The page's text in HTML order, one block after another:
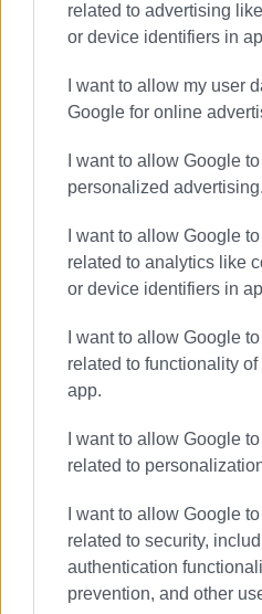
related to advertising
or device identifiers in
I want to allow my user
Google for online
I want to allow Google
personalized advertising.
I want to allow Google
related to analytics like
or device identifiers in
I want to allow Google
related to functionality
app.
I want to allow Google
related to
I want to allow Google
related to security,
authentication
prevention, and other
Συνδρομητές